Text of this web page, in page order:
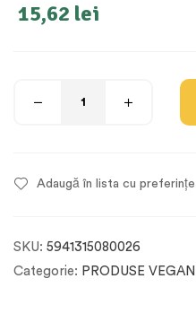
15,62 lei
Adaugă în lista cu preferințe
SKU: 5941315080026
Categorie: PRODUSE